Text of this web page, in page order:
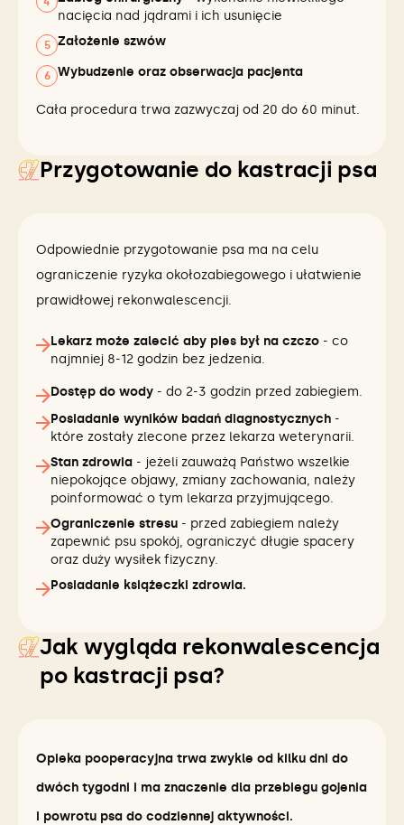
nacięcia nad jądrami i ich usunięcie
5 Założenie szwów
6 Wybudzenie oraz obserwacja pacjenta
Cała procedura trwa zazwyczaj od 20 do 60 minut.
Przygotowanie do kastracji psa
Odpowiednie przygotowanie psa ma na celu
ograniczenie ryzyka okołozabiegowego i ułatwienie
prawidłowej rekonwalescencji.
Lekarz może zalecić aby pies był na czczo - co
najmniej 8-12 godzin bez jedzenia.
Dostęp do wody - do 2-3 godzin przed zabiegiem.
Posiadanie wyników badań diagnostycznych -
które zostały zlecone przez lekarza weterynarii.
Stan zdrowia - jeżeli zauważą Państwo wszelkie
niepokojące objawy, zmiany zachowania, należy
poinformować o tym lekarza przyjmującego.
Ograniczenie stresu - przed zabiegiem należy
zapewnić psu spokój, ograniczyć długie spacery
oraz duży wysiłek fizyczny.
Posiadanie książeczki zdrowia.
Jak wygląda rekonwalescencja
po kastracji psa?
Opieka pooperacyjna trwa zwykle od kilku dni do
dwóch tygodni i ma znaczenie dla przebiegu gojenia
i powrotu psa do codziennej aktywności.